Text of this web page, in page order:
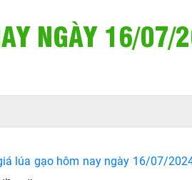
NGÀY 16/
lúa gạo hôm nay ngày 16/07/